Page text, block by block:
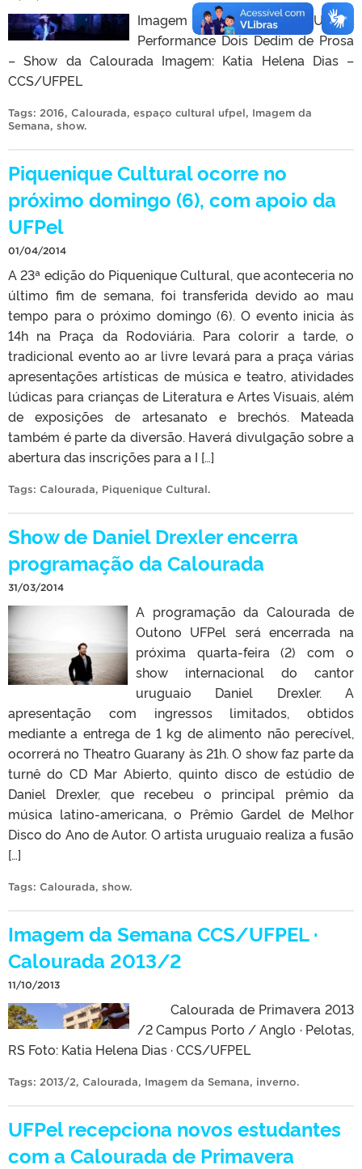
Imagem da Semana CCS/UFPEL
Performance Dois Dedim de Prosa
– Show da Calourada Imagem: Katia Helena Dias –
CCS/UFPEL
Tags: 2016, Calourada, espaço cultural ufpel, Imagem da
Semana, show.
Piquenique Cultural ocorre no
próximo domingo (6), com apoio da
UFPel
01/04/2014
A 23ª edição do Piquenique Cultural, que aconteceria no
último fim de semana, foi transferida devido ao mau
tempo para o próximo domingo (6). O evento inicia às
14h na Praça da Rodoviária. Para colorir a tarde, o
tradicional evento ao ar livre levará para a praça várias
apresentações artísticas de música e teatro, atividades
lúdicas para crianças de Literatura e Artes Visuais, além
de exposições de artesanato e brechós. Mateada
também é parte da diversão. Haverá divulgação sobre a
abertura das inscrições para a I […]
Tags: Calourada, Piquenique Cultural.
Show de Daniel Drexler encerra
programação da Calourada
31/03/2014
A programação da Calourada de
Outono UFPel será encerrada na
próxima quarta-feira (2) com o
show internacional do cantor
uruguaio Daniel Drexler. A
apresentação com ingressos limitados, obtidos
mediante a entrega de 1 kg de alimento não perecível,
ocorrerá no Theatro Guarany às 21h. O show faz parte da
turnê do CD Mar Abierto, quinto disco de estúdio de
Daniel Drexler, que recebeu o principal prêmio da
música latino-americana, o Prêmio Gardel de Melhor
Disco do Ano de Autor. O artista uruguaio realiza a fusão
[…]
Tags: Calourada, show.
Imagem da Semana CCS/UFPEL ·
Calourada 2013/2
11/10/2013
Calourada de Primavera 2013
/2 Campus Porto / Anglo · Pelotas,
RS Foto: Katia Helena Dias · CCS/UFPEL
Tags: 2013/2, Calourada, Imagem da Semana, inverno.
UFPel recepciona novos estudantes
com a Calourada de Primavera